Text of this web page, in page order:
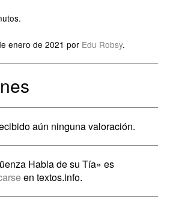
enero de 2021 por Edu Robsy.
aún ninguna valoración.
Habla de su Tía» es
en textos.info.